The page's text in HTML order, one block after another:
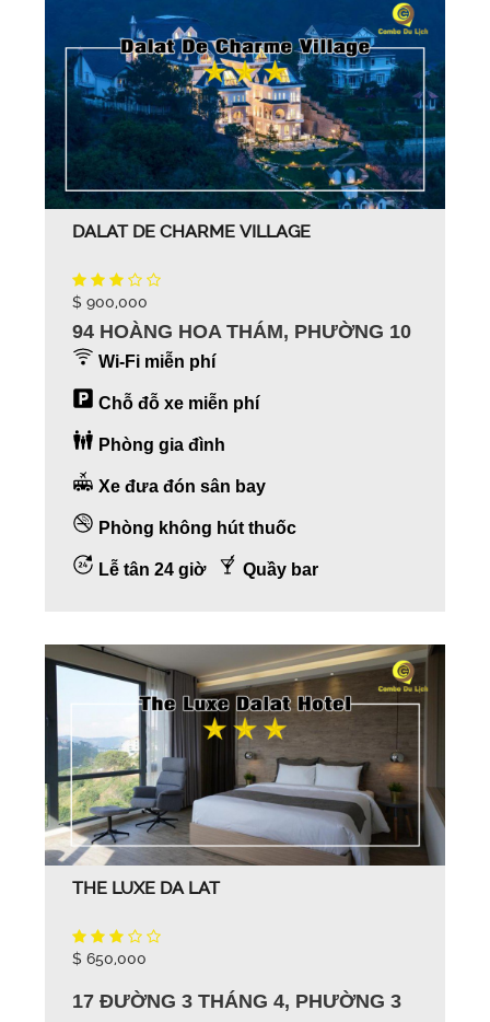
DALAT DE CHARME VILLAGE
$ 900,000
94 HOÀNG HOA THÁM, PHƯỜNG 10
Wi-Fi miễn phí
Chỗ đỗ xe miễn phí
Phòng gia đình
Xe đưa đón sân bay
Phòng không hút thuốc
Lễ tân 24 giờ Quầy bar
THE LUXE DA LAT
$ 650,000
17 ĐƯỜNG 3 THÁNG 4, PHƯỜNG 3